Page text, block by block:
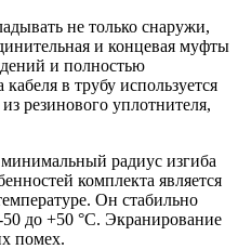
не только снаружи,
и концевая муфты
и полностью
в трубу используется
резинового уплотнителя,
радиус изгиба
комплекта является
Он стабильно
до +50 °C. Экранирование
помех.